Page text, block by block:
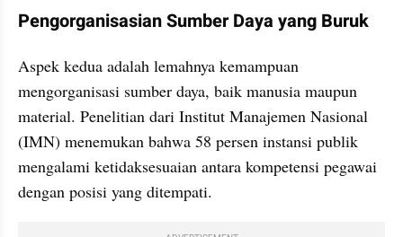
Pengorganisasian Sumber Daya yang Buruk
Aspek kedua adalah lemahnya kemampuan
mengorganisasi sumber daya, baik manusia maupun
material. Penelitian dari Institut Manajemen Nasional
(IMN) menemukan bahwa 58 persen instansi publik
mengalami ketidaksesuaian antara kompetensi pegawai
dengan posisi yang ditempati.